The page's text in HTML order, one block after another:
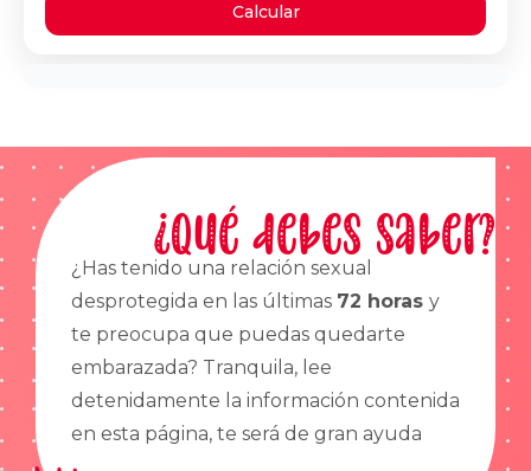
Calcular
¿Qué debes saber?
¿Has tenido una relación sexual
desprotegida en las últimas 72 horas y
te preocupa que puedas quedarte
embarazada? Tranquila, lee
detenidamente la información contenida
en esta página, te será de gran ayuda